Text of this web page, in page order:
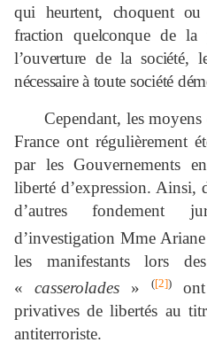
qui heurtent, choquent
fraction quelconque de la
l’ouverture de la société,
nécessaire à toute société
Cependant, les
France ont régulièrement
par les Gouvernements
liberté d’expression. Ainsi,
d’autres fondement
d’investigation Mme
les manifestants lors
« casserolades» ([2])ont
privatives de libertés au
antiterroriste.